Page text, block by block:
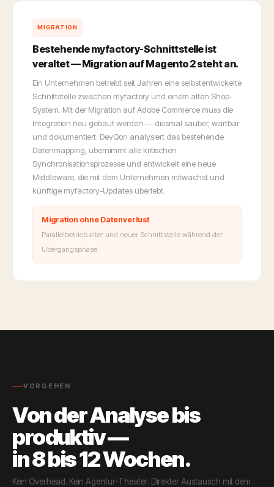
MIGRATION
Bestehende myfactory-Schnittstelle ist
veraltet — Migration auf Magento 2 steht an.
Ein Unternehmen betreibt seit Jahren eine selbstentwickelte
Schnittstelle zwischen myfactory und einem alten Shop-
System. Mit der Migration auf Adobe Commerce muss die
Integration neu gebaut werden — diesmal sauber, wartbar
und dokumentiert. DevQon analysiert das bestehende
Datenmapping, übernimmt alle kritischen
Synchronisationsprozesse und entwickelt eine neue
Middleware, die mit dem Unternehmen mitwächst und
künftige myfactory-Updates überlebt.
Migration ohne Datenverlust
Parallelbetrieb alter und neuer Schnittstelle während der
Übergangsphase.
VORGEHEN
Von der Analyse bis
produktiv —
in 8 bis 12 Wochen.
Kein Overhead. Kein Agentur-Theater. Direkter Austausch mit dem